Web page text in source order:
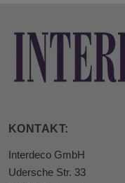
KONTAKT:
Interdeco GmbH
Udersche Str. 33